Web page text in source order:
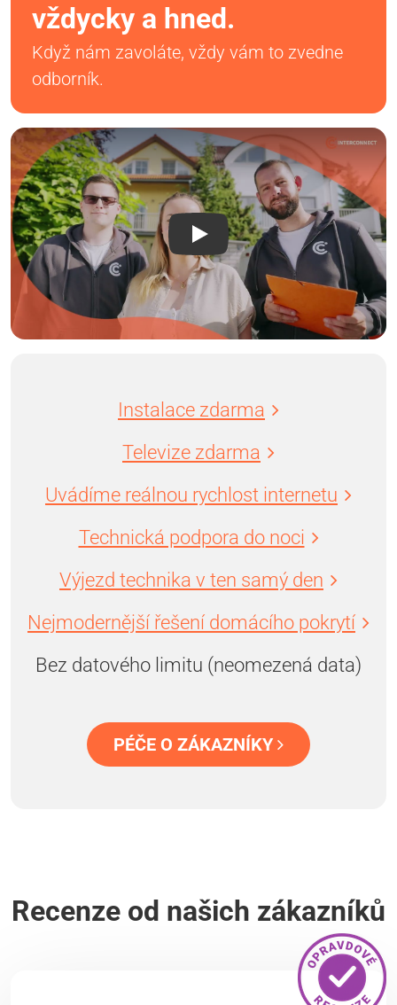
vždycky a hned.
Když nám zavoláte, vždy vám to zvedne
odborník.
Instalace zdarma
Televize zdarma
Uvádíme reálnou rychlost internetu
Technická podpora do noci
Výjezd technika v ten samý den
Nejmodernější řešení domácího pokrytí
Bez datového limitu (neomezená data)
PÉČE O ZÁKAZNÍKY
Recenze od našich zákazníků